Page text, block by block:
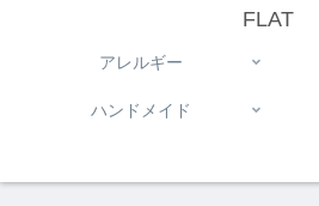
FLAT
アレルギー
ハンドメイド